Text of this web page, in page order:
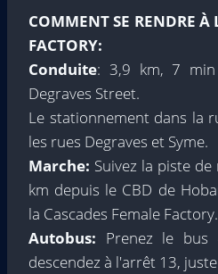
COMMENT SE RENDRE À
FACTORY:
Conduite: 3,9 km, 7
Degraves Street.
Le stationnement dans la
les rues Degraves et Syme.
Marche: Suivez la piste
km depuis le CBD de
la Cascades Female Factory.
Autobus: Prenez le
descendez à l'arrêt 13,